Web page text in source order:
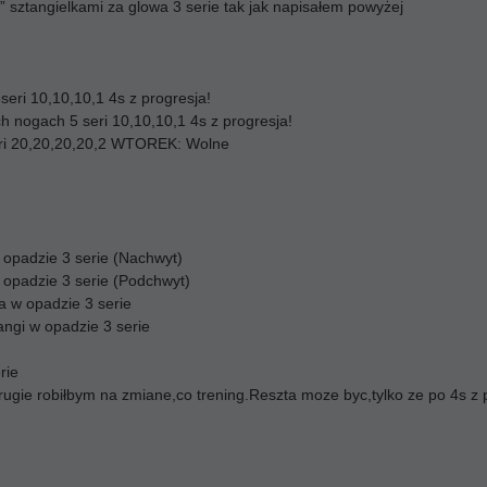
sztangielkami za glowa 3 serie tak jak napisałem powyżej
10,10,10,1 4s z progresja!
nogach 5 seri 10,10,10,1 4s z progresja!
20,20,20,20,2 WTOREK: Wolne
3 serie (Nachwyt)
3 serie (Podchwyt)
w opadzie 3 serie
w opadzie 3 serie
robiłbym na zmiane,co trening.Reszta moze byc,tylko ze po 4s z